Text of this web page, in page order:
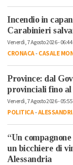
Incendio in
Carabinieri
Venerdì, 7 Agosto 2026 - 06:44
CRONACA-CASALE
Province: dal
provinciali fino al
Venerdì, 7 Agosto 2026 - 05:55
POLITICA-
“Un
un bicchiere di
Alessandria